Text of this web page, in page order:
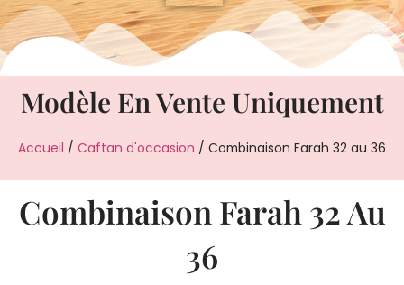
Modèle En Vente Uniquement
Accueil / Caftan d'occasion / Combinaison Farah 32 au 36
Combinaison Farah 32 Au
36